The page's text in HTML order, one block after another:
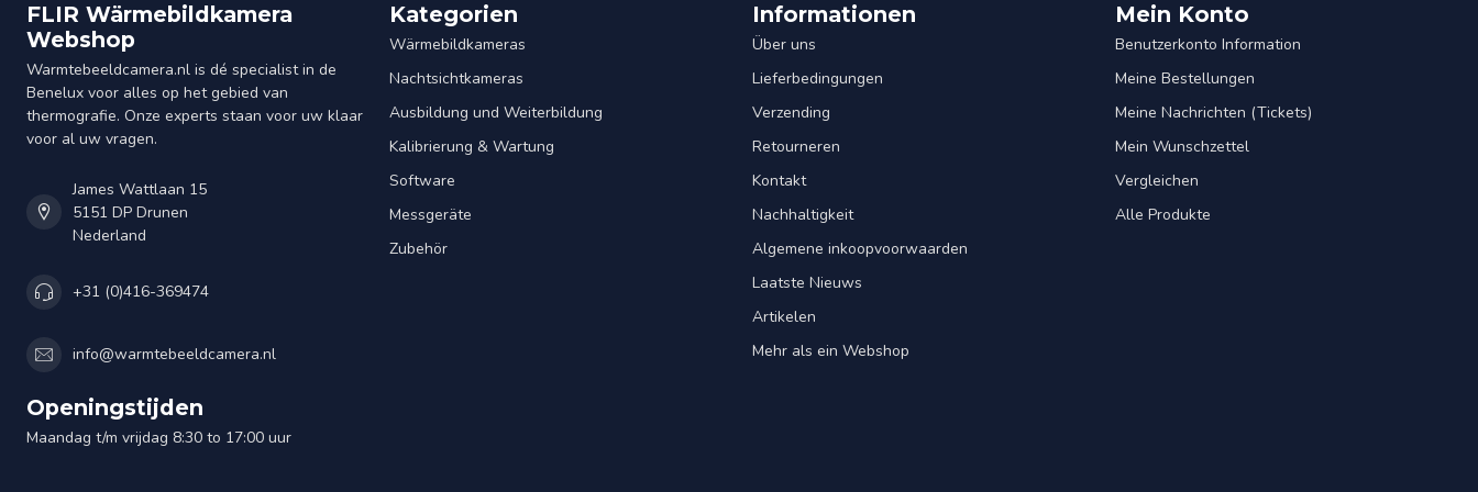
FLIR Wärmebildkamera
Webshop
Warmtebeeldcamera.nl is dé specialist in de
Benelux voor alles op het gebied van
thermografie. Onze experts staan voor uw klaar
voor al uw vragen.
James Wattlaan 15
5151 DP Drunen
Nederland
+31 (0)416-369474
info@warmtebeeldcamera.nl
Openingstijden
Maandag t/m vrijdag 8:30 to 17:00 uur
Kategorien
Wärmebildkameras
Nachtsichtkameras
Ausbildung und Weiterbildung
Kalibrierung & Wartung
Software
Messgeräte
Zubehör
Informationen
Über uns
Lieferbedingungen
Verzending
Retourneren
Kontakt
Nachhaltigkeit
Algemene inkoopvoorwaarden
Laatste Nieuws
Artikelen
Mehr als ein Webshop
Mein Konto
Benutzerkonto Information
Meine Bestellungen
Meine Nachrichten (Tickets)
Mein Wunschzettel
Vergleichen
Alle Produkte